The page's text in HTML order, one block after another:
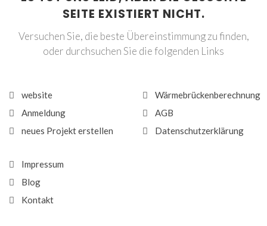
SEITE EXISTIERT NICHT.
Versuchen Sie, die beste Übereinstimmung zu finden,
oder durchsuchen Sie die folgenden Links
website
Anmeldung
neues Projekt erstellen
Wärmebrückenberechnung
AGB
Datenschutzerklärung
Impressum
Blog
Kontakt